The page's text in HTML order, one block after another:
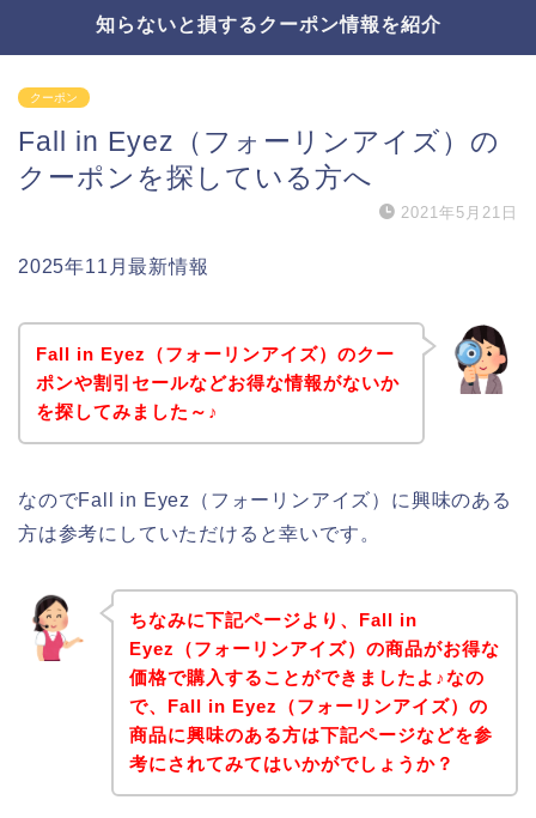
知らないと損するクーポン情報を紹介
クーポン
Fall in Eyez（フォーリンアイズ）の
クーポンを探している方へ
2021年5月21日
2025年11月最新情報
Fall in Eyez（フォーリンアイズ）のクー
ポンや割引セールなどお得な情報がないか
を探してみました～♪
なのでFall in Eyez（フォーリンアイズ）に興味のある
方は参考にしていただけると幸いです。
ちなみに下記ページより、Fall in
Eyez（フォーリンアイズ）の商品がお得な
価格で購入することができましたよ♪なの
で、Fall in Eyez（フォーリンアイズ）の
商品に興味のある方は下記ページなどを参
考にされてみてはいかがでしょうか？